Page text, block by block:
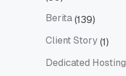
Berita(139)
Client Story(1)
Dedicated Hosting